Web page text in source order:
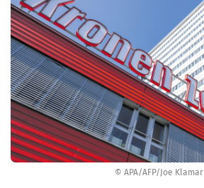
© APA/AFP/Joe Klamar